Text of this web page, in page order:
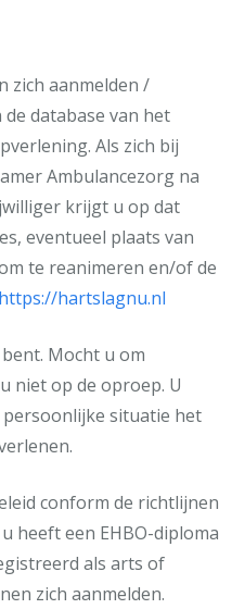
zich aanmelden /
database van het
Als zich bij
Ambulancezorg na
krijgt u op dat
eventueel plaats van
te reanimeren en/of de
https://hartslagnu.nl
Mocht u om
niet op de oproep. U
persoonlijke situatie het
conform de richtlijnen
heeft een EHBO-diploma
als arts of
zich aanmelden.